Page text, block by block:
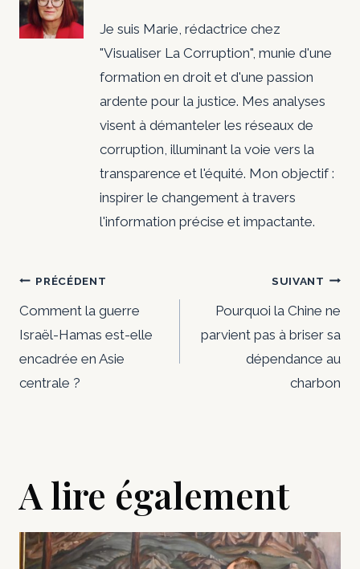
Je suis Marie, rédactrice chez
"Visualiser La Corruption", munie d'une
formation en droit et d'une passion
ardente pour la justice. Mes analyses
visent à démanteler les réseaux de
corruption, illuminant la voie vers la
transparence et l'équité. Mon objectif :
inspirer le changement à travers
l'information précise et impactante.
Navigation
de
l’article
PRÉCÉDENT
Comment la guerre
Israël-Hamas est-elle
encadrée en Asie
centrale ?
SUIVANT
Pourquoi la Chine ne
parvient pas à briser sa
dépendance au
charbon
A lire également